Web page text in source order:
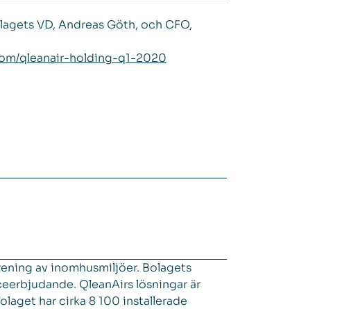
VD, Andreas Göth, och CFO,
qleanair-holding-q1-2020
av inomhusmiljöer. Bolagets
QleanAirs lösningar är
har cirka 8 100 installerade